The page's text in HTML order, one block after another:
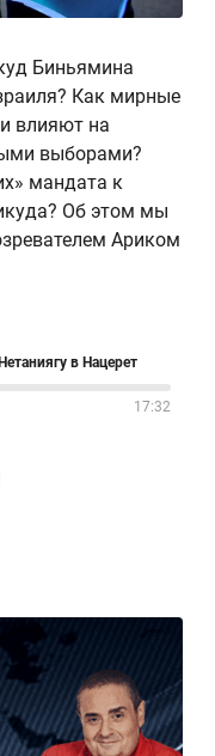
Биньямина
Как мирные
влияют на
выборами?
мандата к
Об этом мы
Ариком
в Нацерет
17:32